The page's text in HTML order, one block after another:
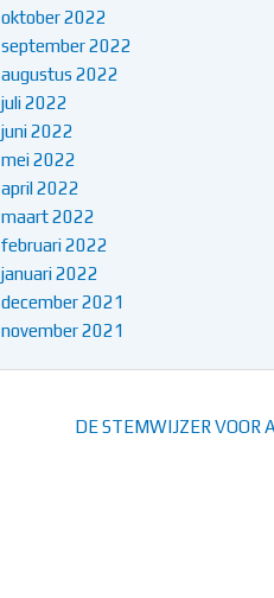
oktober 2022
september 2022
augustus 2022
juli 2022
juni 2022
mei 2022
april 2022
maart 2022
februari 2022
januari 2022
december 2021
november 2021
DE STEMWIJZER VOOR